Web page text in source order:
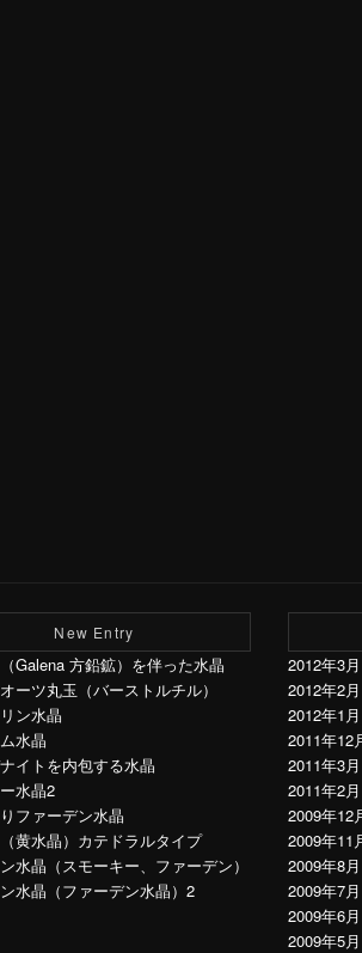
New Entry
Galena 方鉛鉱）を伴った水晶
ーツ丸玉（バーストルチル）
ン水晶
水晶
イトを内包する水晶
水晶2
ファーデン水晶
黄水晶）カテドラルタイプ
水晶（スモーキー、ファーデン）
水晶（ファーデン水晶）2
2012年3月
2012年2月
2012年1月
2011年12
2011年3月
2011年2月
2009年12
2009年11
2009年8月
2009年7月
2009年6月
2009年5月